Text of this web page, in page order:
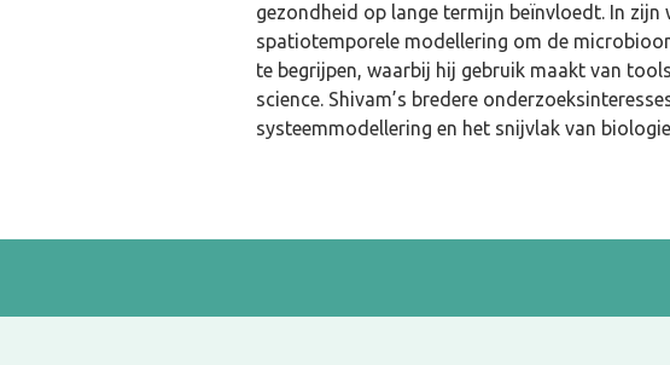
gezondheid op lange termijn beïnvloedt. In
spatiotemporele modellering om de
te begrijpen, waarbij hij gebruik maakt van
science. Shivam’s bredere
systeemmodellering en het snijvlak van